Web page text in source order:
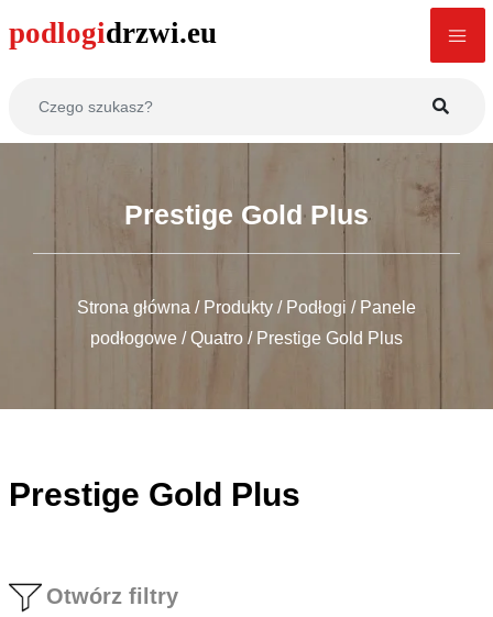
Prestige Gold Plus
Strona główna / Produkty / Podłogi / Panele
podłogowe /Quatro / Prestige Gold Plus
Prestige Gold Plus
Otwórz filtry